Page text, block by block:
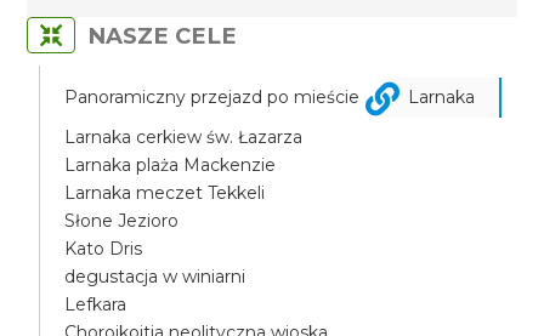
NASZE CELE
Panoramiczny przejazd po mieście
Larnaka
Larnaka cerkiew św. Łazarza
Larnaka plaża Mackenzie
Larnaka meczet Tekkeli
Słone Jezioro
Kato Dris
degustacja w winiarni
Lefkara